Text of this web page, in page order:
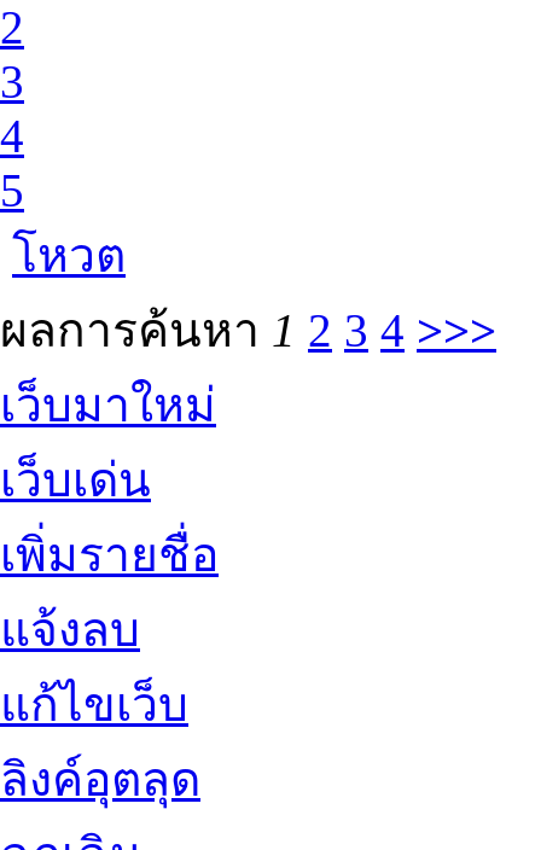
2
3
4
5
โหวต
ผลการค้นหา 1 2 3 4 >>>
เว็บมาใหม่
เว็บเด่น
เพิ่มรายชื่อ
แจ้งลบ
แก้ไขเว็บ
ลิงค์อุตลุด